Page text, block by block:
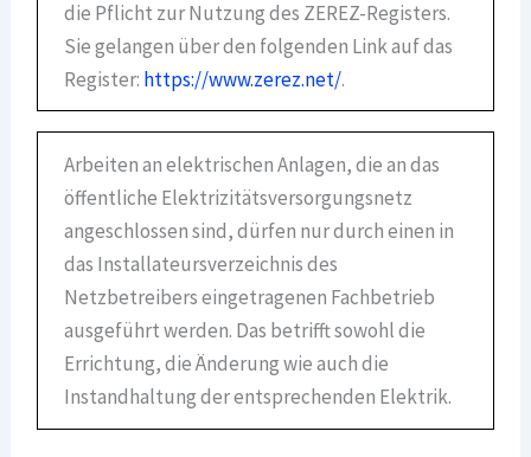
die Pflicht zur Nutzung des ZEREZ-Registers.
Sie gelangen über den folgenden Link auf das
Register: https://www.zerez.net/.
Arbeiten an elektrischen Anlagen, die an das
öffentliche Elektrizitätsversorgungsnetz
angeschlossen sind, dürfen nur durch einen in
das Installateursverzeichnis des
Netzbetreibers eingetragenen Fachbetrieb
ausgeführt werden. Das betrifft sowohl die
Errichtung, die Änderung wie auch die
Instandhaltung der entsprechenden Elektrik.